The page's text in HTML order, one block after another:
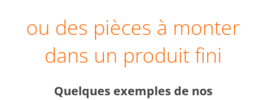
ou des pièces à monter
dans un produit fini
Quelques exemples de nos